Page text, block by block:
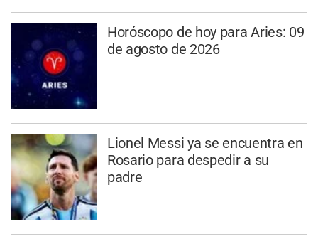
Horóscopo de hoy para Aries: 09
de agosto de 2026
Lionel Messi ya se encuentra en
Rosario para despedir a su
padre